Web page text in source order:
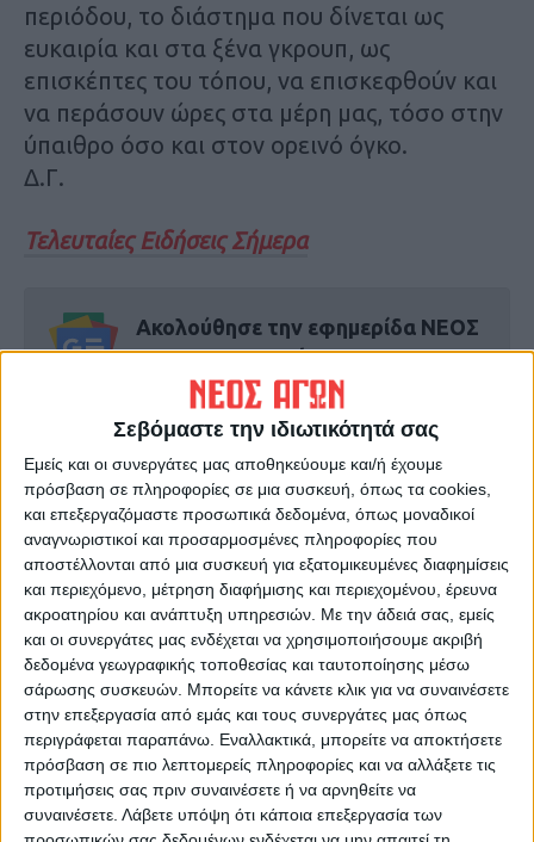
Σεβόμαστε την ιδιωτικότητά σας
Εμείς και οι συνεργάτες μας αποθηκεύουμε και/ή έχουμε
πρόσβαση σε πληροφορίες σε μια συσκευή, όπως τα cookies,
και επεξεργαζόμαστε προσωπικά δεδομένα, όπως μοναδικοί
αναγνωριστικοί και προσαρμοσμένες πληροφορίες που
αποστέλλονται από μια συσκευή για εξατομικευμένες διαφημίσεις
και περιεχόμενο, μέτρηση διαφήμισης και περιεχομένου, έρευνα
ακροατηρίου και ανάπτυξη υπηρεσιών. Με την άδειά σας, εμείς
και οι συνεργάτες μας ενδέχεται να χρησιμοποιήσουμε ακριβή
δεδομένα γεωγραφικής τοποθεσίας και ταυτοποίησης μέσω
σάρωσης συσκευών. Μπορείτε να κάνετε κλικ για να συναινέσετε
στην επεξεργασία από εμάς και τους συνεργάτες μας όπως
περιγράφεται παραπάνω. Εναλλακτικά, μπορείτε να αποκτήσετε
πρόσβαση σε πιο λεπτομερείς πληροφορίες και να αλλάξετε τις
προτιμήσεις σας πριν συναινέσετε ή να αρνηθείτε να
συναινέσετε. Λάβετε υπόψη ότι κάποια επεξεργασία των
περιόδου, το διάστημα που δίνεται ως
ευκαιρία και στα ξένα γκρουπ, ως
επισκέπτες του τόπου, να επισκεφθούν και
να περάσουν ώρες στα μέρη μας, τόσο στην
ύπαιθρο όσο και στον ορεινό όγκο.
Δ.Γ.
Τελευταίες Ειδήσεις Σήμερα
Ακολούθησε την εφημερίδα ΝΕΟΣ
ΑΓΩΝ στο Google News!
Όλες οι εξελίξεις στην περιοχή της
Καρδίτσας και ευρύτερα της Θεσσαλίας
ΠΡΟΗΓΟΥΜΕΝΟ ΑΡΘΡΟ
Ζητούν να υπάρξει μέριμνα
και για τις δικές τους ζημιές
ΕΠΟΜΕΝΟ ΑΡΘΡΟ
Xτύπησε 34άρι ο υδράργυρος
σήμερα στην Καρδίτσα
ΝΕΟΣ ΑΓΩΝ
https://neosagon.gr